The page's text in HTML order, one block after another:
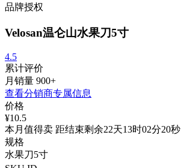
品牌授权
Velosan温仑山水果刀5寸
4.5
累计评价
月销量 900+
查看分销商专属信息
价格
¥10.5
本月值得卖 距结束剩余22天13时02分20秒
规格
水果刀5寸